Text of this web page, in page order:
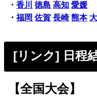
・香川 徳島 高知 愛媛
・福岡 佐賀 長崎 熊本
[リンク] 日程
【全国大会】